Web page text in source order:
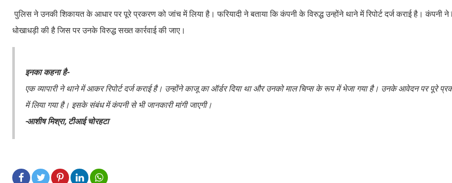
पुलिस ने उनकी शिकायत के आधार पर पूरे प्रकरण को जांच में लिया है। फरियादी ने बताया कि कंपनी के विरुद्ध उन्होंने थाने में रिपोर्ट दर्ज कराई है। कंपनी ने
धोखाधड़ी की है जिस पर उनके विरुद्ध सख्त कार्रवाई की जाए।
इनका कहना है-
एक व्यापारी ने थाने में आकर रिपोर्ट दर्ज कराई है। उन्होंने काजू का ऑर्डर दिया था और उनको माल चिप्स के रूप में भेजा गया है। उनके आवेदन पर पूरे
में लिया गया है। इसके संबंध में कंपनी से भी जानकारी मांगी जाएगी।
-आशीष मिश्रा, टीआई चोरहटा